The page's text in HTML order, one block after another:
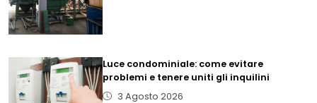
Luce condominiale: come evitare
problemi e tenere uniti gli inquilini
3 Agosto 2026